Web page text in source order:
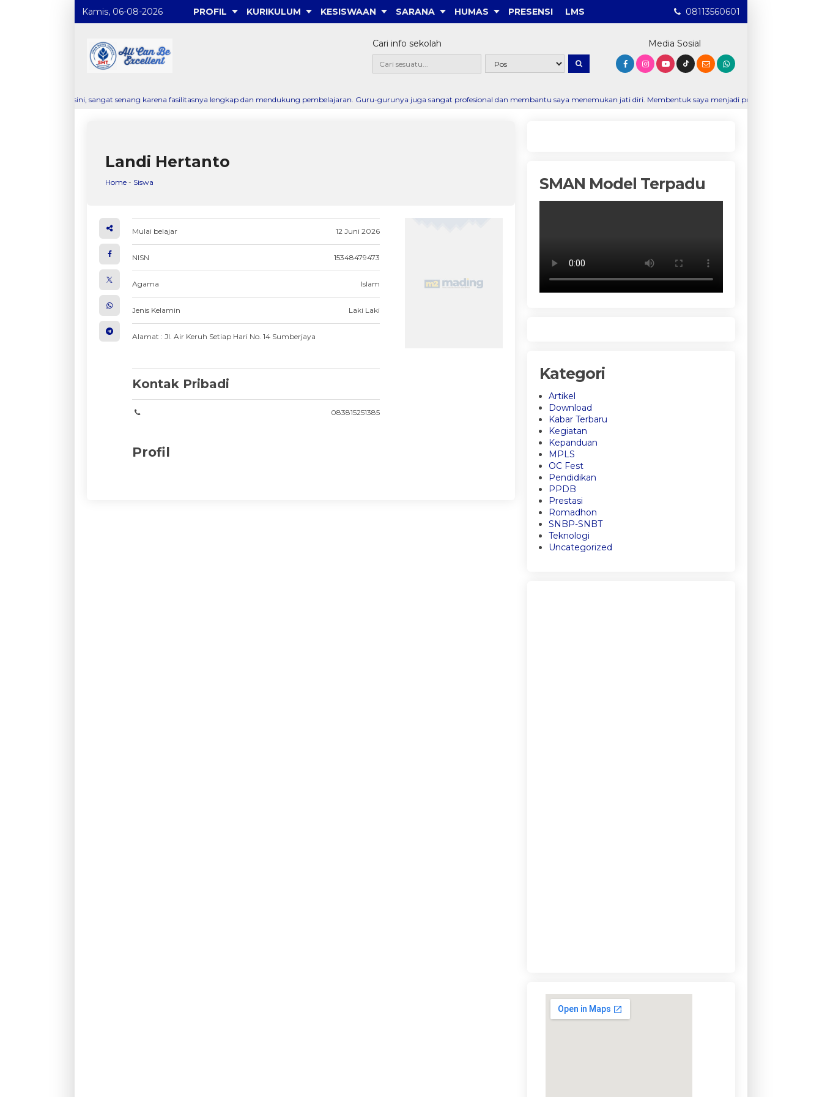
Kamis, 06-08-2026 PROFIL KURIKULUM KESISWAAN SARANA HUMAS PRESENSI LMS 08113560601
Cari info sekolah Media Sosial
Di sini, sangat senang karena fasilitasnya lengkap dan mendukung pembelajaran. Guru-gurunya juga sangat profesional dan membantu saya menemukan jati diri. Membentuk saya menjadi pribadi yang disiplin, percaya
Landi Hertanto
Home - Siswa
Mulai belajar 12 Juni 2026
NISN 15348479473
Agama Islam
Jenis Kelamin Laki Laki
Alamat : Jl. Air Keruh Setiap Hari No. 14 Sumberjaya
Kontak Pribadi
083815251385
Profil
SMAN Model Terpadu
Kategori
Artikel
Download
Kabar Terbaru
Kegiatan
Kepanduan
MPLS
OC Fest
Pendidikan
PPDB
Prestasi
Romadhon
SNBP-SNBT
Teknologi
Uncategorized